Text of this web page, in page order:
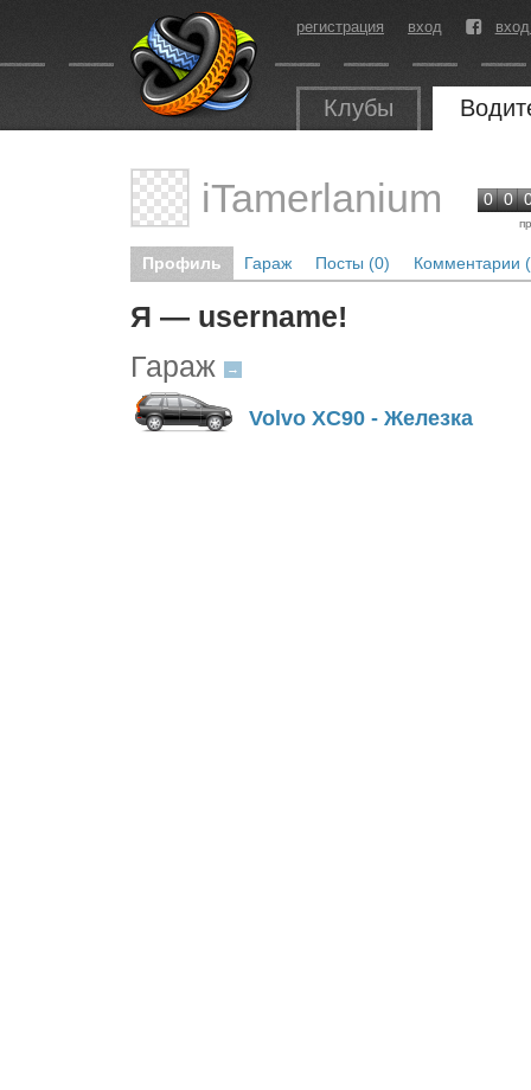
регистрация вход
Клубы
iTamerlanium 0 0
Профиль Гараж Посты (0) Комментарии
Я — username!
Гараж
→
Volvo XC90 - Железка